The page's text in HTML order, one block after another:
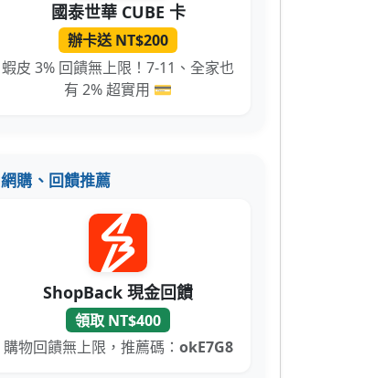
國泰世華 CUBE 卡
辦卡送 NT$200
蝦皮 3% 回饋無上限！7-11、全家也
有 2% 超實用 💳
網購、回饋推薦
ShopBack 現金回饋
領取 NT$400
購物回饋無上限，推薦碼： okE7G8